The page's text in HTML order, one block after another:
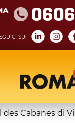
SU:
des Cabanes di